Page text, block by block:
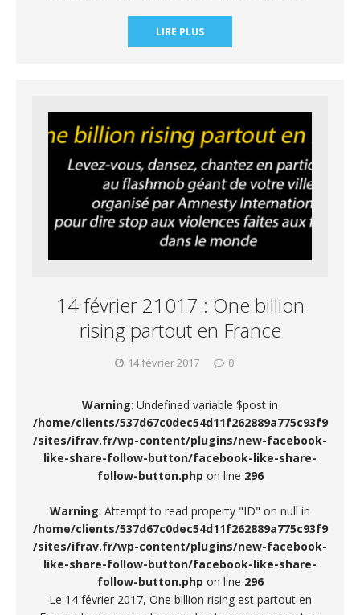
LIRE PLUS
14 février 21017 : One billion
rising partout en France
14 février 2017 0
Warning: Undefined variable $post in
/home/clients/537d67c0dec54d11f262889a775c93f9
/sites/ifrav.fr/wp-content/plugins/new-facebook-
like-share-follow-button/facebook-like-share-
follow-button.php on line 296
Warning: Attempt to read property "ID" on null in
/home/clients/537d67c0dec54d11f262889a775c93f9
/sites/ifrav.fr/wp-content/plugins/new-facebook-
like-share-follow-button/facebook-like-share-
follow-button.php on line 296
Le 14 février 2017, One billion rising est partout en